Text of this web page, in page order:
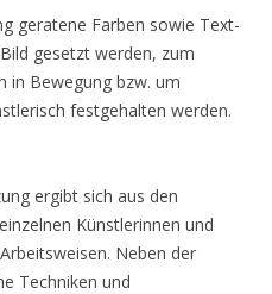
geratene Farben sowie Text-
gesetzt werden, zum
in Bewegung bzw. um
festgehalten werden.
ergibt sich aus den
Künstlerinnen und
Neben der
Techniken und